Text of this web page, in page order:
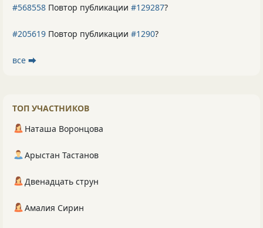
#568558 Повтор публикации #129287?
#205619 Повтор публикации #1290?
все ⮕
ТОП УЧАСТНИКОВ
Наташа Воронцова
Арыстан Тастанов
Двенадцать струн
Амалия Сирин